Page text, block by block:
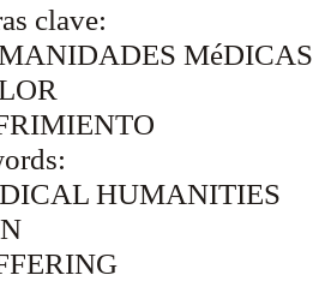
clave:
MéDICAS
HUMANITIES